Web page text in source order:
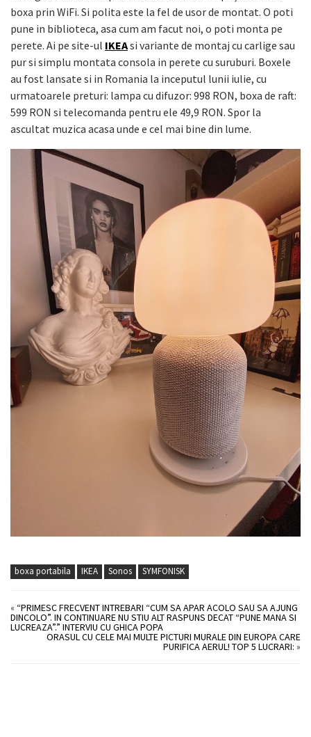
boxa prin WiFi. Si polita este la fel de usor de montat. O poti
pune in biblioteca, asa cum am facut noi, o poti monta pe
perete. Ai pe site-ul IKEAsi variante de montaj cu carlige sau
pur si simplu montata consola in perete cu suruburi. Boxele
au fost lansate si in Romania la inceputul lunii iulie, cu
urmatoarele preturi: lampa cu difuzor: 998 RON, boxa de raft:
599 RON si telecomanda pentru ele 49,9 RON. Spor la
ascultat muzica acasa unde e cel mai bine din lume.
boxa portabila IKEA Sonos SYMFONISK
« “PRIMESC FRECVENT INTREBARI “CUM SA APAR ACOLO SAU SA AJUNG
DINCOLO”. IN CONTINUARE NU STIU ALT RASPUNS DECAT “PUNE MANA SI
LUCREAZA”.” INTERVIU CU GHICA POPA
ORASUL CU CELE MAI MULTE PICTURI MURALE DIN EUROPA CARE
PURIFICA AERUL! TOP 5 LUCRARI: »